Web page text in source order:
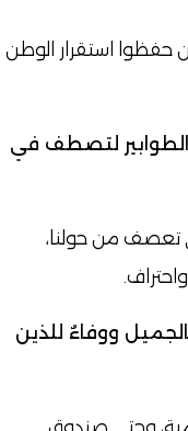
حفظوا استقرار الوطن
الطوابير لتصطف في
تعصف من حولنا،
ووفاءٌ للذين
وحتى صندوق